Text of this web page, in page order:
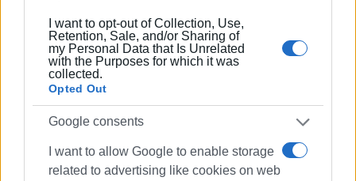
I want to opt-out of Collection, Use,
Retention, Sale, and/or Sharing of
my Personal Data that Is Unrelated
with the Purposes for which it was
collected.
Opted Out
Google consents
I want to allow Google to enable storage
related to advertising like cookies on web